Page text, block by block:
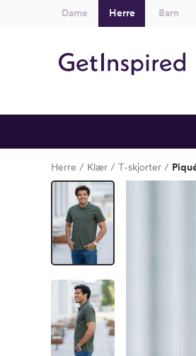
Dame Herre Barn
Herre Klær T-skjorter